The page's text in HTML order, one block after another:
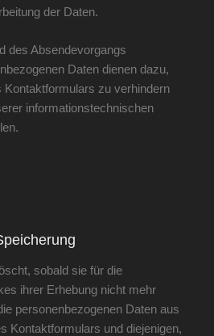
der Daten.
des Absendevorgangs
Daten dienen dazu,
zu verhindern
informationstechnischen
sobald sie für die
ihrer Erhebung nicht mehr
personenbezogenen Daten aus
Kontaktformulars und diejenigen,